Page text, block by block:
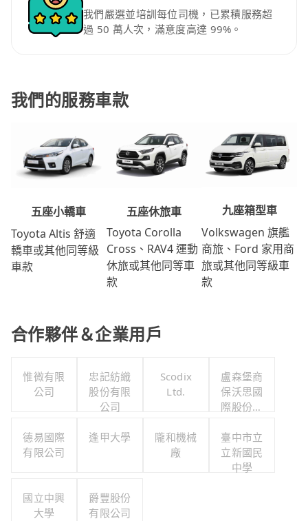
我們嚴選並培訓每位司機，已累積服務超
過 50 萬人次，滿意度高達 99%。
我們的服務車款
五座小轎車
Toyota Altis 舒適
轎車或其他同等級
車款
五座休旅車
Toyota Corolla
Cross、RAV4 運動
休旅或其他同等車
款
九座箱型車
Volkswagen 旗艦
商旅、Ford 家用商
旅或其他同等級車
款
合作夥伴＆企業用戶
惟微有限
公司
忠記紡織
股份有限
公司
Scodix
Ltd.
盧森堡商
保沃思國
際股份有
德易國際
有限公司
逢甲大學
隴和機械
廠
臺中市立
立新國民
中學
國立中興
大學
爵豐股份
有限公司